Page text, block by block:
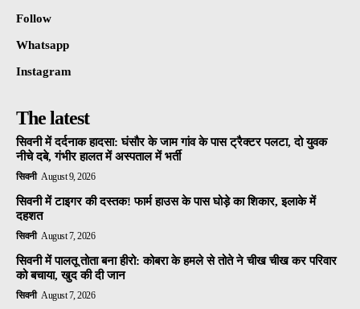
Follow
Whatsapp
Instagram
The latest
सिवनी में दर्दनाक हादसा: घंसौर के जाम गांव के पास ट्रैक्टर पलटा, दो युवक
नीचे दबे, गंभीर हालत में अस्पताल में भर्ती
सिवनी August 9, 2026
सिवनी में टाइगर की दस्तक! फार्म हाउस के पास घोड़े का शिकार, इलाके में
दहशत
सिवनी August 7, 2026
सिवनी में पालतू तोता बना हीरो: कोबरा के हमले से तोते ने चीख चीख कर परिवार
को बचाया, खुद की दी जान
सिवनी August 7, 2026